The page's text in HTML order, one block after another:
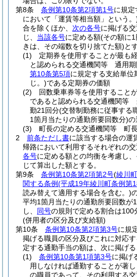
第8条
条例第10条第2項第1号に規定
において「運賃等相当額」という。
合を除くほか、 次の各号に掲げる
じ、 当該各号に定める額(その額に1
きは、その端数を切り捨てた額)と
(1)
定期券を使用することが最も
と認められる交通機関等 通用期
第10条第5項に規定する支給単位
じ。)である定期券の価額
(2)
回数乗車券等を使用すること
であると認められる交通機関等
勤21回分(交替制勤務に従事する
1箇月当たりの通勤所要回数分)の
(3)
町長の定める交通機関等 町
2
前条ただし書に該当する場合の運
帰路において利用するそれぞれの交
各号に定める額との均衡を考慮し
じて算出した額とする。
第9条
条例第10条第2項第2号(綾川
関する条例(平成19年綾川町条例第
読み替えて適用する場合を含む。)
平均1箇月当たりの通勤所要回数が
し、 同号の規則で定める割合は100
(併用者の区分及び支給額)
第10条
条例第10条第2項第3号に規
掲げる職員の区分及びこれに対応す
定する通勤手当の額は、次に掲げる
(1)
条例第10条第1項第3号に掲げ
用しなければ通勤することが著
の職員であって、その利用する